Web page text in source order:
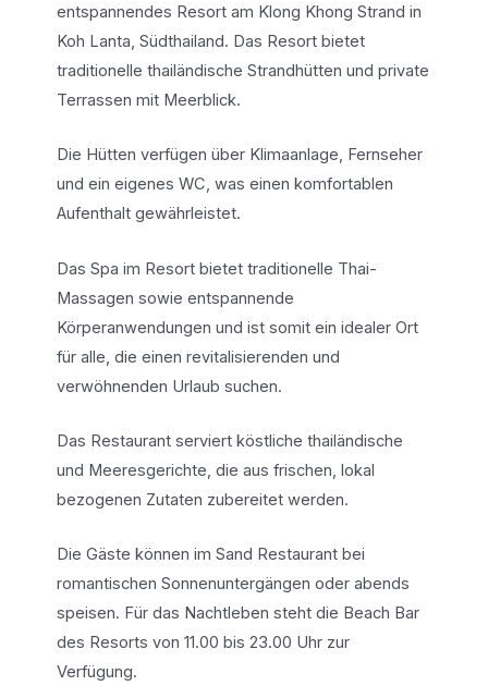
entspannendes Resort am Klong Khong Strand in
Koh Lanta, Südthailand. Das Resort bietet
traditionelle thailändische Strandhütten und private
Terrassen mit Meerblick.
Die Hütten verfügen über Klimaanlage, Fernseher
und ein eigenes WC, was einen komfortablen
Aufenthalt gewährleistet.
Das Spa im Resort bietet traditionelle Thai-
Massagen sowie entspannende
Körperanwendungen und ist somit ein idealer Ort
für alle, die einen revitalisierenden und
verwöhnenden Urlaub suchen.
Das Restaurant serviert köstliche thailändische
und Meeresgerichte, die aus frischen, lokal
bezogenen Zutaten zubereitet werden.
Die Gäste können im Sand Restaurant bei
romantischen Sonnenuntergängen oder abends
speisen. Für das Nachtleben steht die Beach Bar
des Resorts von 11.00 bis 23.00 Uhr zur
Verfügung.